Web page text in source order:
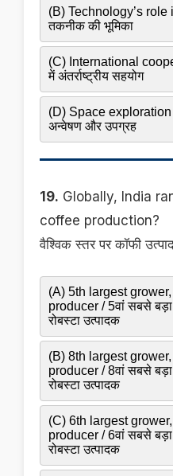
(B) Technology’s
तकनीक की भूमिका
(C) International
में अंतर्राष्ट्रीय सहयोग
(D) Space exploration
अन्वेषण और उपग्रह
19. Globally, India
coffee production?
वैश्विक स्तर पर कॉफी
(A) 5th largest
producer / 5वां सबसे
रोबस्टा उत्पादक
(B) 8th largest
producer / 8वां सबसे
रोबस्टा उत्पादक
(C) 6th largest
producer / 6वां सबसे
रोबस्टा उत्पादक